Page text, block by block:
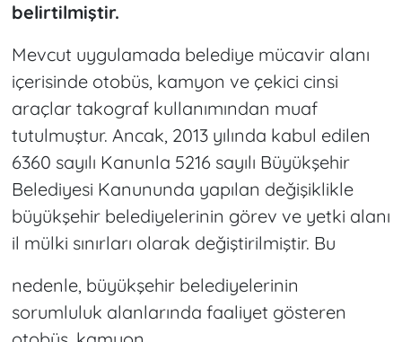
belirtilmiştir.
Mevcut uygulamada belediye mücavir alanı
içerisinde otobüs, kamyon ve çekici cinsi
araçlar takograf kullanımından muaf
tutulmuştur. Ancak, 2013 yılında kabul edilen
6360 sayılı Kanunla 5216 sayılı Büyükşehir
Belediyesi Kanununda yapılan değişiklikle
büyükşehir belediyelerinin görev ve yetki alanı
il mülki sınırları olarak değiştirilmiştir. Bu
nedenle, büyükşehir belediyelerinin
sorumluluk alanlarında faaliyet gösteren